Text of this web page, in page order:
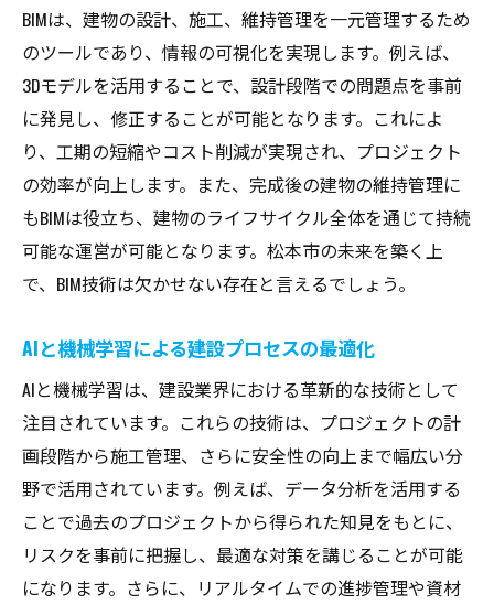
BIMは、建物の設計、施工、維持管理を一元管理するため
のツールであり、情報の可視化を実現します。例えば、
3Dモデルを活用することで、設計段階での問題点を事前
に発見し、修正することが可能となります。これによ
り、工期の短縮やコスト削減が実現され、プロジェクト
の効率が向上します。また、完成後の建物の維持管理に
もBIMは役立ち、建物のライフサイクル全体を通じて持続
可能な運営が可能となります。松本市の未来を築く上
で、BIM技術は欠かせない存在と言えるでしょう。
AIと機械学習による建設プロセスの最適化
AIと機械学習は、建設業界における革新的な技術として
注目されています。これらの技術は、プロジェクトの計
画段階から施工管理、さらに安全性の向上まで幅広い分
野で活用されています。例えば、データ分析を活用する
ことで過去のプロジェクトから得られた知見をもとに、
リスクを事前に把握し、最適な対策を講じることが可能
になります。さらに、リアルタイムでの進捗管理や資材